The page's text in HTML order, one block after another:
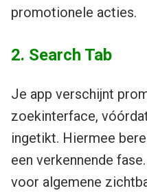
promotionele acties.
2. Search Tab
Je app verschijnt
zoekinterface,
ingetikt. Hiermee
een verkennende
voor algemene